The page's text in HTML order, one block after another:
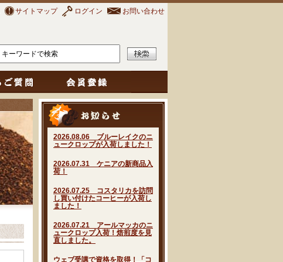
サイトマップ ログイン お問い合わせ
2026.08.06 ブルーレイクのニ
ュークロップが入荷しました！
2026.07.31 ケニアの新商品入
荷！
2026.07.25 コスタリカを訪問
し買い付けたコーヒーが入荷し
ました！
2026.07.21 アールマッカのニ
ュークロップ入荷！焙煎度を見
直しました。
ウェブ受講で資格を取得！「コ